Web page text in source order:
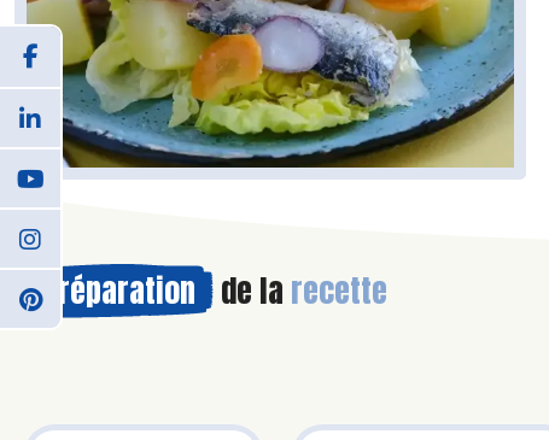
Préparation de la recette